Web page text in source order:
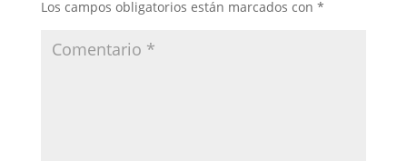
Los campos obligatorios están marcados con *